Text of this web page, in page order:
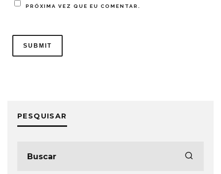
PRÓXIMA VEZ QUE EU COMENTAR.
PESQUISAR